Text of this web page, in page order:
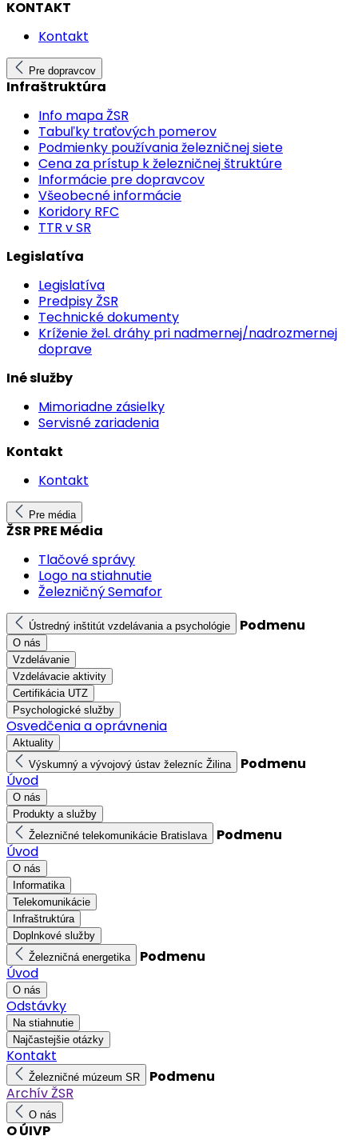
KONTAKT
Kontakt
Pre dopravcov
Infraštruktúra
Info mapa ŽSR
Tabuľky traťových pomerov
Podmienky používania železničnej siete
Cena za prístup k železničnej štruktúre
Informácie pre dopravcov
Všeobecné informácie
Koridory RFC
TTR v SR
Legislatíva
Legislatíva
Predpisy ŽSR
Technické dokumenty
Kríženie žel. dráhy pri nadmernej/nadrozmernej
doprave
Iné služby
Mimoriadne zásielky
Servisné zariadenia
Kontakt
Kontakt
Pre média
ŽSR PRE Média
Tlačové správy
Logo na stiahnutie
Železničný Semafor
Ústredný inštitút vzdelávania a psychológie Podmenu
O nás
Vzdelávanie
Vzdelávacie aktivity
Certifikácia UTZ
Psychologické služby
Osvedčenia a oprávnenia
Aktuality
Výskumný a vývojový ústav železníc Žilina
Podmenu
Úvod
O nás
Produkty a služby
Železničné telekomunikácie Bratislava
Podmenu
Úvod
O nás
Informatika
Telekomunikácie
Infraštruktúra
Doplnkové služby
Železničná energetika
Podmenu
Úvod
O nás
Odstávky
Na stiahnutie
Najčastejšie otázky
Kontakt
Železničné múzeum SR
Podmenu
Archív ŽSR
O nás
O ÚIVP